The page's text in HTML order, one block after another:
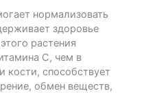
нормализовать
здоровье
растения
С, чем в
кости, способствует
обмен веществ,